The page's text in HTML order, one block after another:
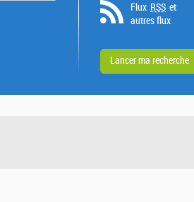
Flux RSS et
autres flux